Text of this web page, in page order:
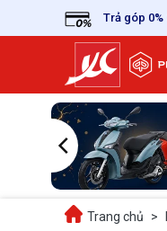
to
Trả góp 0%
Trang chủ >